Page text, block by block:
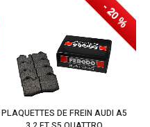
- 20 %
PLAQUETTES DE FREIN AUDI A5